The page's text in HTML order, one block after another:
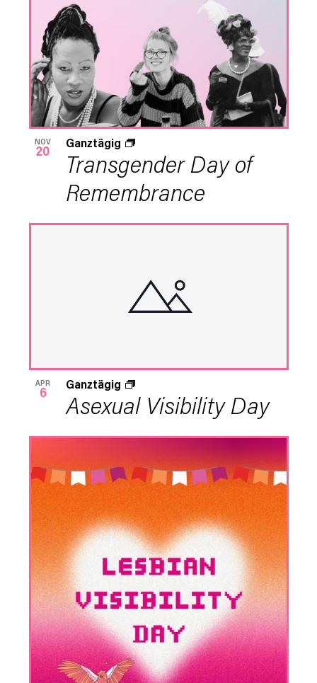
NOV
20
Transgender Day of
Remembrance
Ganztägig
APR
6 Asexual Visibility Day
Ganztägig